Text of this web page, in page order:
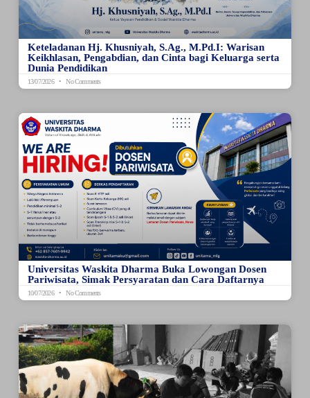
Keteladanan Hj. Khusniyah, S.Ag., M.Pd.I: Warisan
Keikhlasan, Pengabdian, dan Cinta bagi Keluarga serta
Dunia Pendidikan
13/07/2026 No Comments
Universitas Waskita Dharma Buka Lowongan Dosen
Pariwisata, Simak Persyaratan dan Cara Daftarnya
10/07/2026 No Comments